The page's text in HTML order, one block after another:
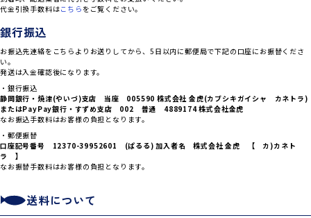
代金引換手数料はこちら をご覧ください。
銀行振込
お振込先連絡をこちらよりお送りしてから、5日以内に郵便局で下記の口座にお振替くださ
い。
発送は入金確認後になります。
・銀行振込
静岡銀行・焼津(やいづ)支店 当座 005590 株式会社 金虎(カブシキガイシャ カネトラ)
またはPayPay銀行・すずめ支店 002 普通 4889174 株式会社金虎
なお振込手数料はお客様の負担となります。
・郵便振替
口座記号番号 12370-39952601 (ぱるる) 加入者名 株式会社 金虎 【 カ)カネト
ラ 】
なお振替手数料はお客様の負担となります。
送料について